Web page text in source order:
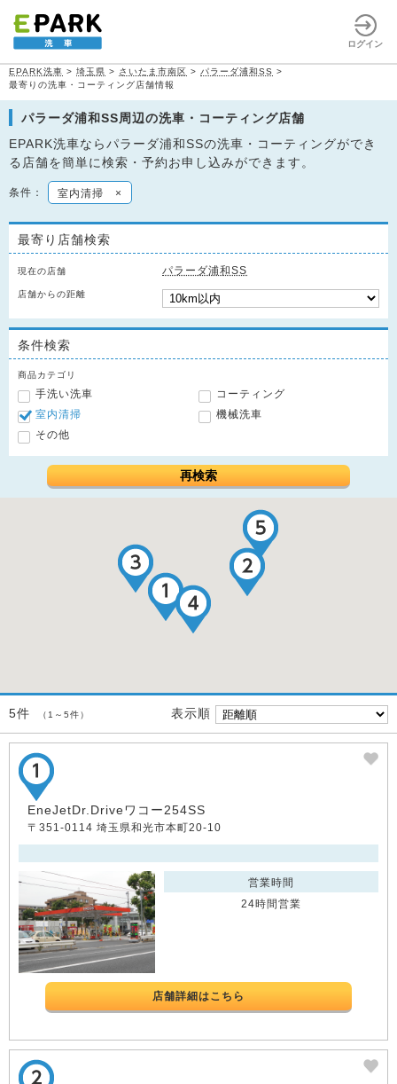
ログイン
EPARK洗車 > 埼玉県 > さいたま市南区 > パラーダ浦和SS >
最寄りの洗車・コーティング店舗情報
パラーダ浦和SS周辺の洗車・コーティング店舗
EPARK洗車ならパラーダ浦和SSの洗車・コーティングができ
る店舗を簡単に検索・予約お申し込みができます。
条件： 室内清掃 ×
最寄り店舗検索
現在の店舗 パラーダ浦和SS
店舗からの距離
条件検索
商品カテゴリ
手洗い洗車
コーティング
室内清掃
機械洗車
その他
再検索
5件 （1～5件） 表示順
EneJetDr.Driveワコー254SS
〒351-0114 埼玉県和光市本町20-10
営業時間
24時間営業
店舗詳細はこちら